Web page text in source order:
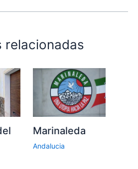
relacionadas
Marinaleda
Andalucia